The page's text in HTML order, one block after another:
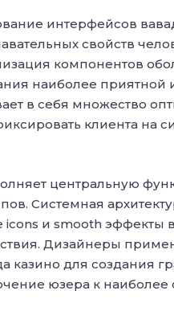
интерфейсов
свойств
компонентов
наиболее приятной
в себя множество
клиента на
центральную
Системная
и smooth эффекты
Дизайнеры
казино для создания
юзера к наиболее